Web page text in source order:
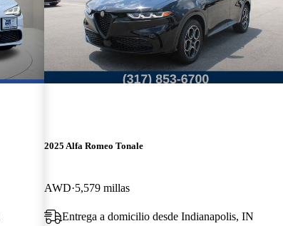
2025 Alfa Romeo Tonale
AWD 5,579 millas
Entrega a domicilio desde Indianapolis, IN